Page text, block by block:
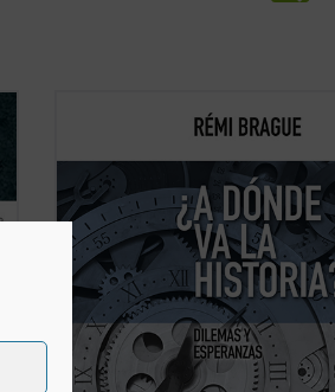
En este libro-entrevista Rémi Brague,
sorprendentemente desconocidos de
nuestro tiempo, realiza una interesante
reflexión sobre cuál es el sentido de la
historia para el hombre «posmoderno»,
quien ...
(ver ficha)